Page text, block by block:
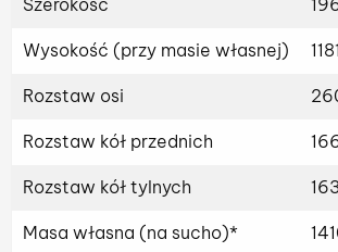
Wysokość (przy masie własnej)
Rozstaw osi
Rozstaw kół przednich
Rozstaw kół tylnych
Masa własna (na sucho)*